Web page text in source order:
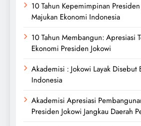
10 Tahun Kepemimpinan
Majukan Ekonomi Indonesia
10 Tahun Membangun: Apresiasi
Ekonomi Presiden Jokowi
Akademisi : Jokowi Layak Disebut
Indonesia
Akademisi Apresiasi
Presiden Jokowi Jangkau Daerah